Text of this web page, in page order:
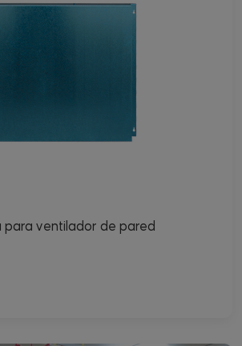
para ventilador de pared